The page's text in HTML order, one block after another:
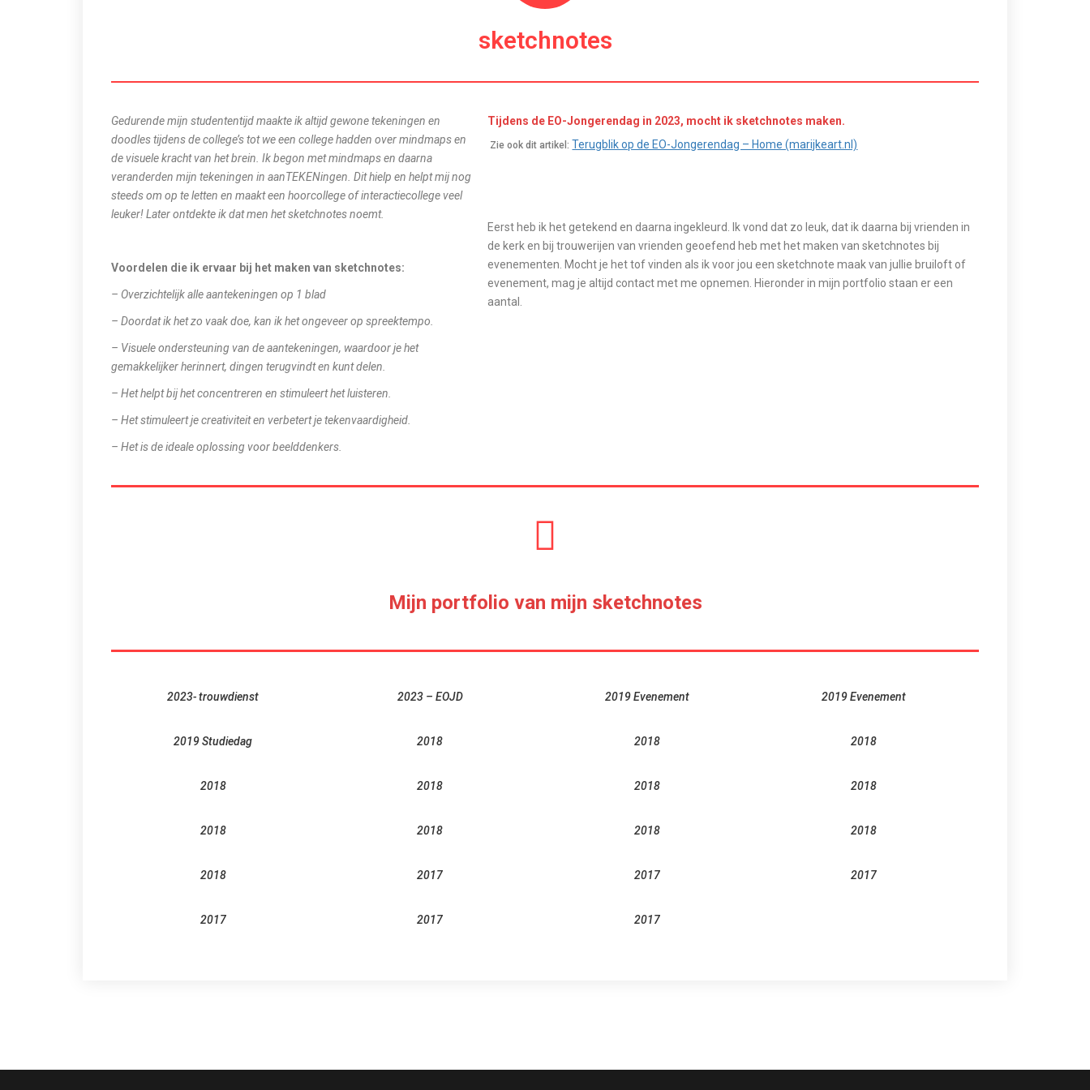
sketchnotes
Gedurende mijn studententijd maakte ik altijd gewone tekeningen en
doodles tijdens de college’s tot we een college hadden over mindmaps en
de visuele kracht van het brein. Ik begon met mindmaps en daarna
veranderden mijn tekeningen in aanTEKENingen. Dit hielp en helpt mij nog
steeds om op te letten en maakt een hoorcollege of interactiecollege veel
leuker! Later ontdekte ik dat men het sketchnotes noemt.
Voordelen die ik ervaar bij het maken van sketchnotes:
– Overzichtelijk alle aantekeningen op 1 blad
– Doordat ik het zo vaak doe, kan ik het ongeveer op spreektempo.
– Visuele ondersteuning van de aantekeningen, waardoor je het
gemakkelijker herinnert, dingen terugvindt en kunt delen.
– Het helpt bij het concentreren en stimuleert het luisteren.
– Het stimuleert je creativiteit en verbetert je tekenvaardigheid.
– Het is de ideale oplossing voor beelddenkers.
Tijdens de EO-Jongerendag in 2023, mocht ik sketchnotes maken.
Zie ook dit artikel: Terugblik op de EO-Jongerendag – Home (marijkeart.nl)
Eerst heb ik het getekend en daarna ingekleurd. Ik vond dat zo leuk, dat ik daarna bij vrienden in
de kerk en bij trouwerijen van vrienden geoefend heb met het maken van sketchnotes bij
evenementen. Mocht je het tof vinden als ik voor jou een sketchnote maak van jullie bruiloft of
evenement, mag je altijd contact met me opnemen. Hieronder in mijn portfolio staan er een
aantal.
Mijn portfolio van mijn sketchnotes
2023- trouwdienst 2023 – EOJD 2019 Evenement 2019 Evenement
2019 Studiedag 2018 2018 2018
2018 2018 2018 2018
2018 2018 2018 2018
2018 2017 2017 2017
2017 2017 2017